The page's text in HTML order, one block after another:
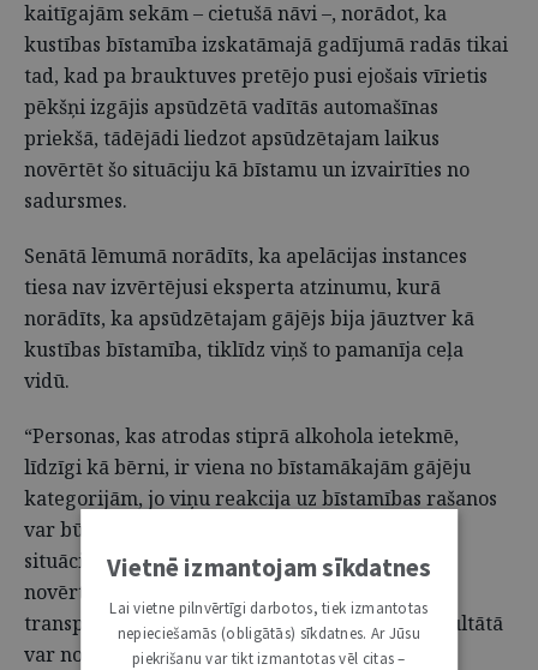
kaitīgajām sekām – cietušā nāvi –, norādot, ka
kustības bīstamība izskatāmajā gadījumā radās tikai
tad, kad pa brauktuves pretējo pusi ejošais vīrietis
pēkšņi izgājis apsūdzētā vadītās automašīnas
priekšā, tādējādi liedzot apsūdzētajam laikus
novērtēt šo situāciju kā bīstamu un izvairīties no
sadursmes.
Senātā lēmumā norādīts, ka apelācijas instances
tiesa nav izvērtējusi eksperta atzinumu, kurā
norādīts, ka apsūdzētajam gājējs bija jāuztver kā
kustības bīstamība, tiklīdz viņš to pamanīja ceļa
vidū.
“Personas, kas atrodas stiprā alkohola ietekmē,
līdzīgi kā bērni, ir viena no bīstamākajām gājēju
kategorijām, jo viņu reakcija uz bīstamības rašanos
var būt neadekvāta faktiskajai ceļu satiksmes
situācijai. Šādi cilvēki bieži vien nespēj pareizi
novērtēt bīstamību un, pat koncentrējoties uz
transportlīdzekli, var veikt darbības, kuru rezultātā
var notikt ceļu satiksmes negadījums,” rakstīts
Vietnē izmantojam sīkdatnes
Lai vietne pilnvērtīgi darbotos, tiek izmantotas
nepieciešamās (obligātās) sīkdatnes. Ar Jūsu
piekrišanu var tikt izmantotas vēl citas –